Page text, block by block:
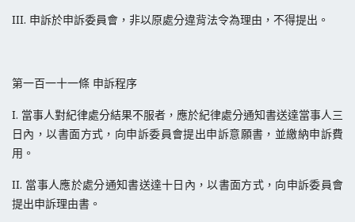
III. 申訴於申訴委員會，非以原處分違背法令為理由，不得提出。
第一百一十一條 申訴程序
I. 當事人對紀律處分結果不服者，應於紀律處分通知書送達當事人三
日內，以書面方式，向申訴委員會提出申訴意願書，並繳納申訴費
用。
II. 當事人應於處分通知書送達十日內，以書面方式，向申訴委員會
提出申訴理由書。